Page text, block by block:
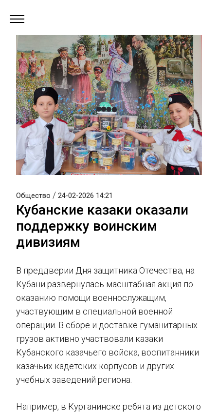
Общество / 24-02-2026 14:21
Кубанские казаки оказали
поддержку воинским
дивизиям
В преддверии Дня защитника Отечества, на
Кубани развернулась масштабная акция по
оказанию помощи военнослужащим,
участвующим в специальной военной
операции. В сборе и доставке гуманитарных
грузов активно участвовали казаки
Кубанского казачьего войска, воспитанники
казачьих кадетских корпусов и других
учебных заведений региона.
Например, в Курганинске ребята из детского